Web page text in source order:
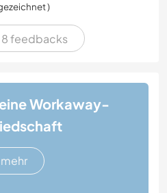
)
8 feedbacks
Workaway-
mehr